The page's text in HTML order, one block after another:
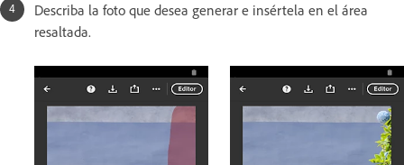
Describa la foto que desea generar e insértela en el área
resaltada.